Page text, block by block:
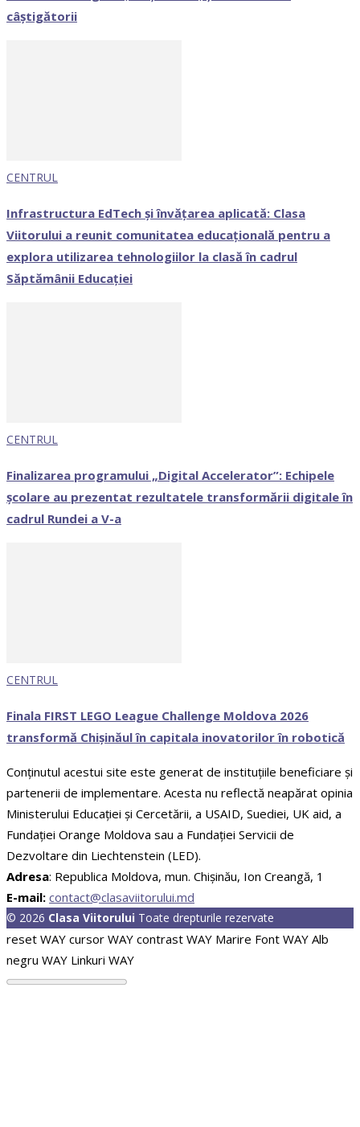
câștigătorii
CENTRUL
Infrastructura EdTech și învățarea aplicată: Clasa
Viitorului a reunit comunitatea educațională pentru a
explora utilizarea tehnologiilor la clasă în cadrul
Săptămânii Educației
CENTRUL
Finalizarea programului „Digital Accelerator”: Echipele
școlare au prezentat rezultatele transformării digitale în
cadrul Rundei a V-a
CENTRUL
Finala FIRST LEGO League Challenge Moldova 2026
transformă Chișinăul în capitala inovatorilor în robotică
Conținutul acestui site este generat de instituțiile beneficiare și
partenerii de implementare. Acesta nu reflectă neapărat opinia
Ministerului Educației și Cercetării, a USAID, Suediei, UK aid, a
Fundației Orange Moldova sau a Fundației Servicii de
Dezvoltare din Liechtenstein (LED).
Adresa: Republica Moldova, mun. Chişinău, Ion Creangă, 1
E-mail: contact@clasaviitorului.md
© 2026 Clasa Viitorului Toate drepturile rezervate
reset WAY cursor WAY contrast WAY Marire Font WAY Alb
negru WAY Linkuri WAY